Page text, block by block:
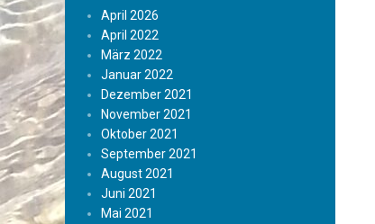
April 2026
April 2022
März 2022
Januar 2022
Dezember 2021
November 2021
Oktober 2021
September 2021
August 2021
Juni 2021
Mai 2021